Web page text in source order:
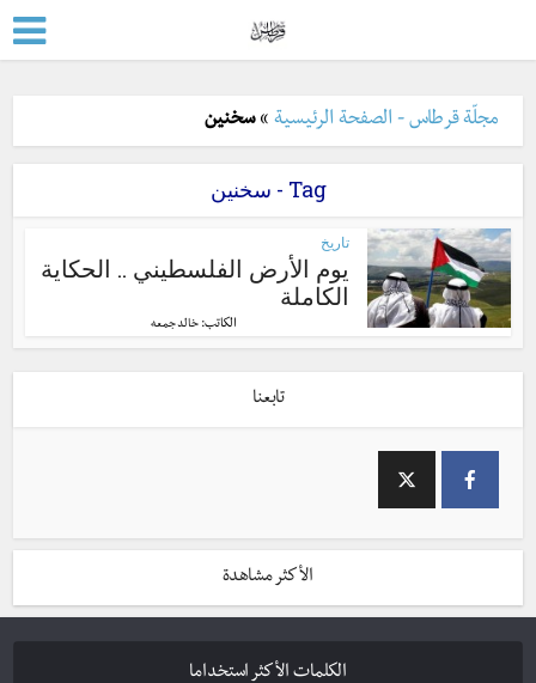
مجلّة قرطاس - الصفحة الرئيسية »سخنين
Tag - سخنين
تاريخ
يوم الأرض الفلسطيني .. الحكاية
الكاملة
الكاتب:خالد جمعه
تابعنا
الأكثر مشاهدة
الكلمات الأكثر استخداما